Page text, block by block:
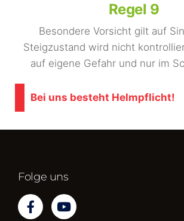
Regel 9
Besondere Vorsicht gilt auf
Steigzustand wird nicht
auf eigene Gefahr und nur im
Bei uns besteht Helmpflicht!
Folge uns